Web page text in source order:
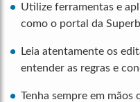
Utilize ferramentas e
como o portal da
Leia atentamente os
entender as regras e
Tenha sempre em mãos